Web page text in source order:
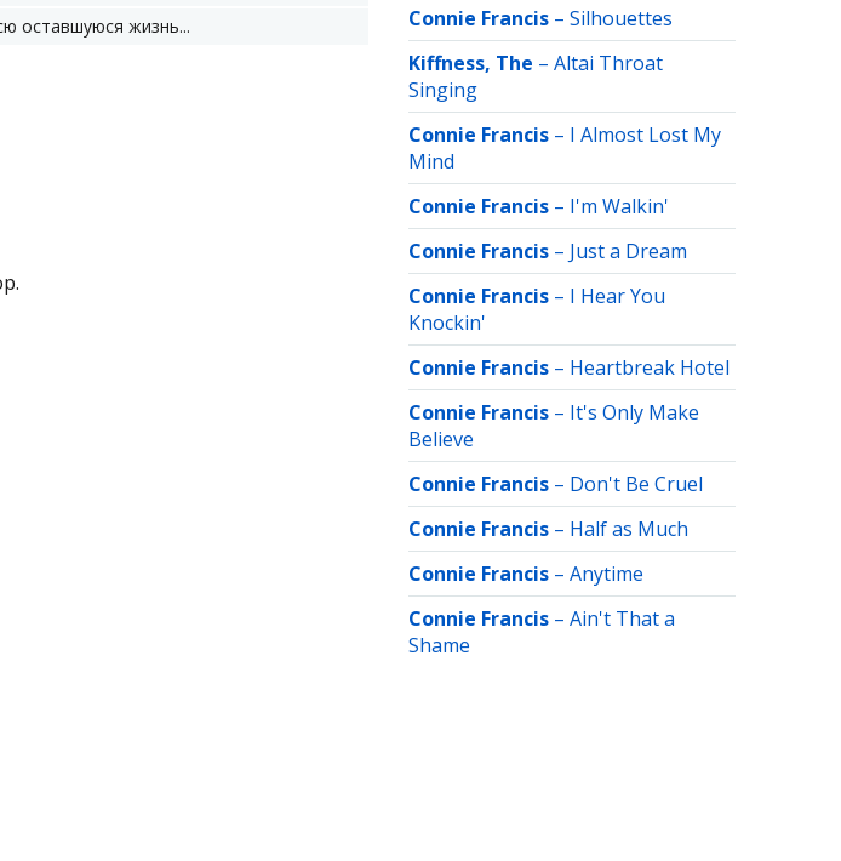
оставшуюся жизнь...
Connie Francis – Silhouettes
Kiffness, The – Altai Throat
Singing
Connie Francis – I Almost Lost My
Mind
Connie Francis – I'm Walkin'
Connie Francis – Just a Dream
Connie Francis – I Hear You
Knockin'
Connie Francis – Heartbreak Hotel
Connie Francis – It's Only Make
Believe
Connie Francis – Don't Be Cruel
Connie Francis – Half as Much
Connie Francis – Anytime
Connie Francis – Ain't That a
Shame